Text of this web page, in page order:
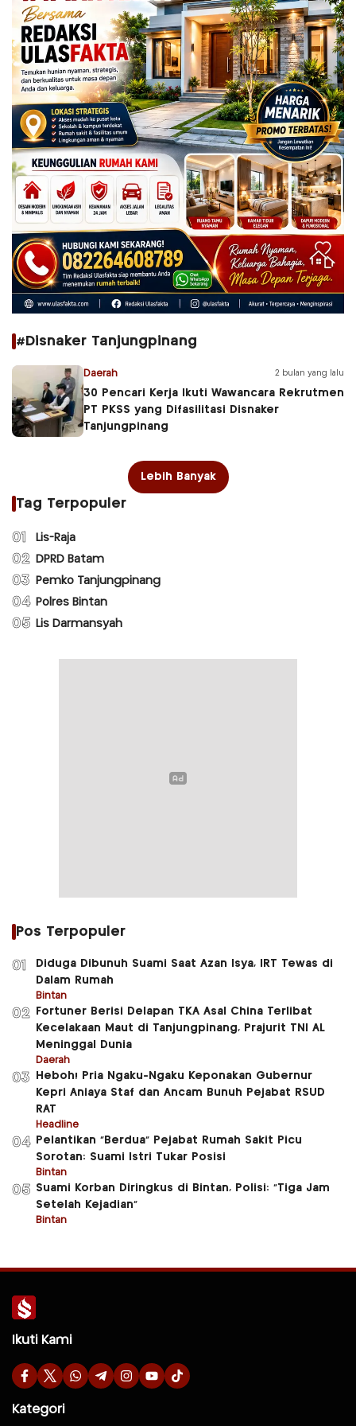
#Disnaker Tanjungpinang
Daerah 2 bulan yang lalu
30 Pencari Kerja Ikuti Wawancara Rekrutmen
PT PKSS yang Difasilitasi Disnaker
Tanjungpinang
Lebih Banyak
Tag Terpopuler
01 Lis-Raja
02 DPRD Batam
03 Pemko Tanjungpinang
04 Polres Bintan
05 Lis Darmansyah
Pos Terpopuler
01
Diduga Dibunuh Suami Saat Azan Isya, IRT Tewas di
Dalam Rumah
Bintan
02
Fortuner Berisi Delapan TKA Asal China Terlibat
Kecelakaan Maut di Tanjungpinang, Prajurit TNI AL
Meninggal Dunia
Daerah
03
Heboh! Pria Ngaku-Ngaku Keponakan Gubernur
Kepri Aniaya Staf dan Ancam Bunuh Pejabat RSUD
RAT
Headline
04
Pelantikan “Berdua” Pejabat Rumah Sakit Picu
Sorotan: Suami Istri Tukar Posisi
Bintan
05 Suami Korban Diringkus di Bintan, Polisi: “Tiga Jam
Setelah Kejadian”
Bintan
Ikuti Kami
Kategori